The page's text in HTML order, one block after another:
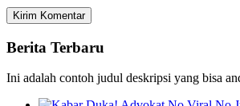
Berita Terbaru
Ini adalah contoh judul deskripsi yang bisa